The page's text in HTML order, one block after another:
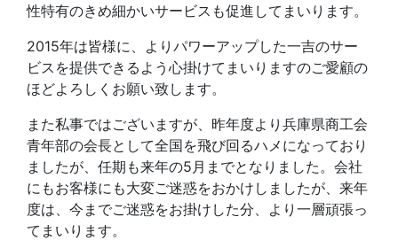
性特有のきめ細かいサービスも促進してまいります。
2015年は皆様に、よりパワーアップした一吉のサー
ビスを提供できるよう心掛けてまいりますのご愛顧の
ほどよろしくお願い致します。
また私事ではございますが、昨年度より兵庫県商工会
青年部の会長として全国を飛び回るハメになっており
ましたが、任期も来年の5月までとなりました。会社
にもお客様にも大変ご迷惑をおかけしましたが、来年
度は、今までご迷惑をお掛けした分、より一層頑張っ
てまいります。